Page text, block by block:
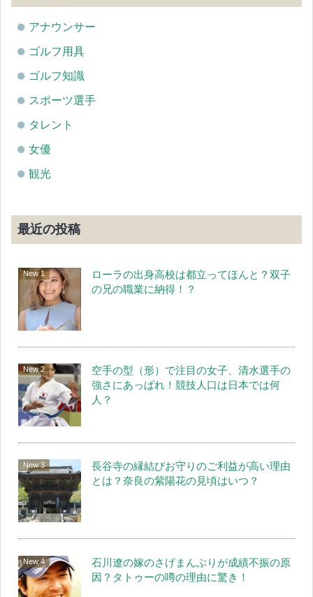
アナウンサー
ゴルフ用具
ゴルフ知識
スポーツ選手
タレント
女優
観光
最近の投稿
ローラの出身高校は都立ってほんと？双子
の兄の職業に納得！？
空手の型（形）で注目の女子、清水選手の
強さにあっぱれ！競技人口は日本では何
人？
長谷寺の縁結びお守りのご利益が高い理由
とは？奈良の紫陽花の見頃はいつ？
石川遼の嫁のさげまんぶりが成績不振の原
因？タトゥーの噂の理由に驚き！